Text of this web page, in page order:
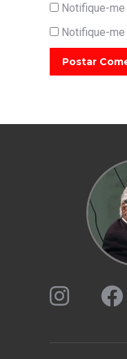
Notifique-
Notifique-
Postar